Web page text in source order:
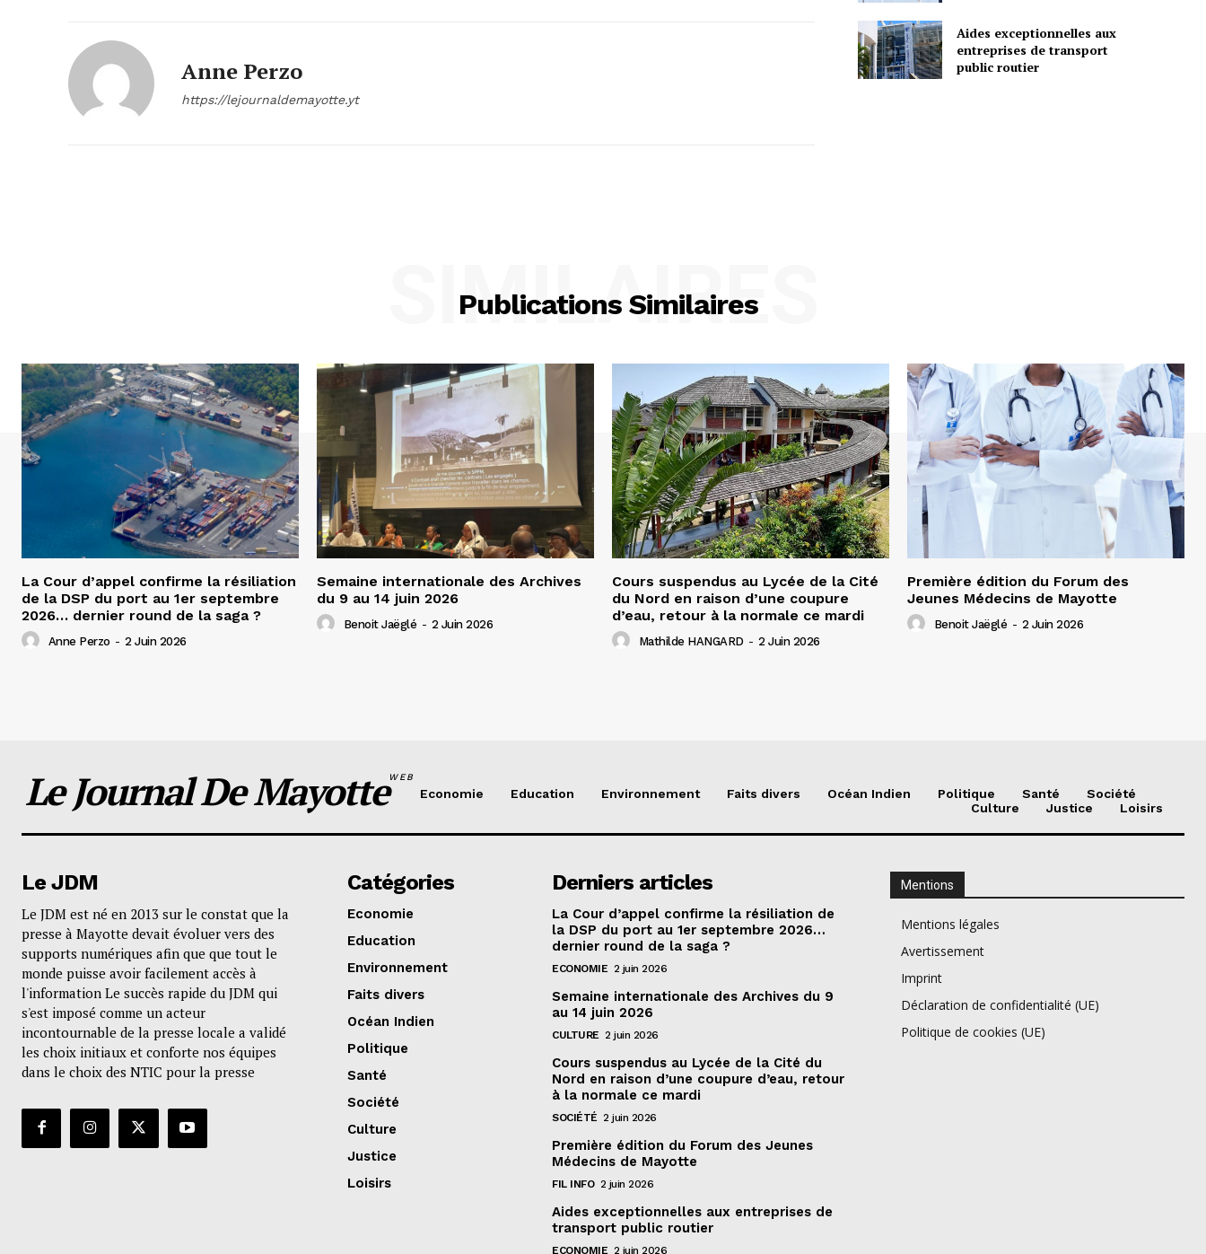
Anne Perzo
https://lejournaldemayotte.yt
Aides exceptionnelles aux
entreprises de transport
public routier
Publications Similaires
SIMILAIRES
La Cour d’appel confirme la résiliation
de la DSP du port au 1er septembre
2026… dernier round de la saga ?
Anne Perzo - 2 Juin 2026
Semaine internationale des Archives
du 9 au 14 juin 2026
Benoit Jaëglé - 2 Juin 2026
Cours suspendus au Lycée de la Cité
du Nord en raison d’une coupure
d’eau, retour à la normale ce mardi
Mathilde HANGARD - 2 Juin 2026
Première édition du Forum des
Jeunes Médecins de Mayotte
Benoit Jaëglé - 2 Juin 2026
Le Journal De MayotteWEB
Economie Education Environnement Faits divers Océan Indien Politique Santé
Société
Culture
Justice Loisirs
Le JDM
Le JDM est né en 2013 sur le constat que la
presse à Mayotte devait évoluer vers des
supports numériques afin que que tout le
monde puisse avoir facilement accès à
l'information Le succès rapide du JDM qui
s'est imposé comme un acteur
incontournable de la presse locale a validé
les choix initiaux et conforte nos équipes
dans le choix des NTIC pour la presse
Catégories
Economie
Education
Environnement
Faits divers
Océan Indien
Politique
Santé
Société
Culture
Justice
Loisirs
Derniers articles
La Cour d’appel confirme la résiliation de
la DSP du port au 1er septembre 2026…
dernier round de la saga ?
ECONOMIE 2 juin 2026
Semaine internationale des Archives du 9
au 14 juin 2026
CULTURE 2 juin 2026
Cours suspendus au Lycée de la Cité du
Nord en raison d’une coupure d’eau, retour
à la normale ce mardi
SOCIÉTÉ 2 juin 2026
Première édition du Forum des Jeunes
Médecins de Mayotte
FIL INFO 2 juin 2026
Aides exceptionnelles aux entreprises de
transport public routier
ECONOMIE 2 juin 2026
Mentions
Mentions légales
Avertissement
Imprint
Déclaration de confidentialité (UE)
Politique de cookies (UE)